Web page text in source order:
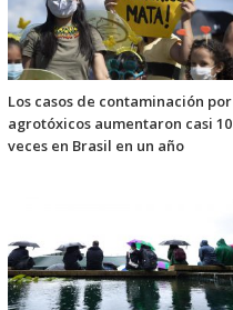
Los casos de contaminación por
agrotóxicos aumentaron casi 10
veces en Brasil en un año